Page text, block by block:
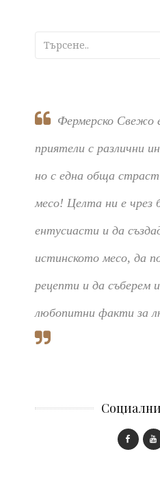
Фермерско Свежо е
приятели с различни
но с една обща
месо! Целта ни е чрез
ентусиасти и да
истинското месо, да
рецепти и да съберем
любопитни факти за